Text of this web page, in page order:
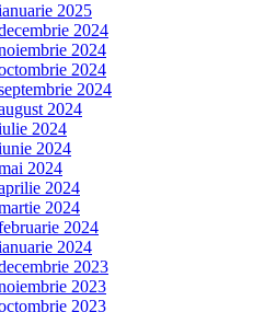
2025
2024
2024
2024
2024
2024
2024
2024
2024
2024
2024
2024
2024
2023
2023
2023